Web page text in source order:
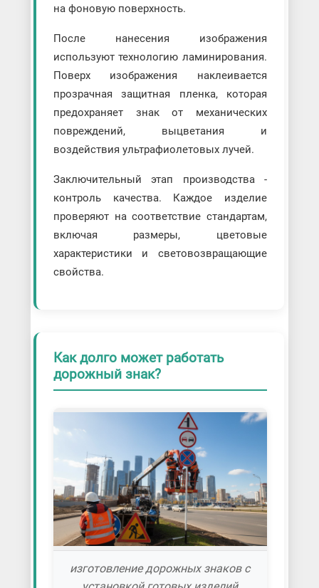
на фоновую поверхность.
После нанесения изображения
используют технологию ламинирования.
Поверх изображения наклеивается
прозрачная защитная пленка, которая
предохраняет знак от механических
повреждений, выцветания и
воздействия ультрафиолетовых лучей.
Заключительный этап производства -
контроль качества. Каждое изделие
проверяют на соответствие стандартам,
включая размеры, цветовые
характеристики и световозвращающие
свойства.
Как долго может работать
дорожный знак?
изготовление дорожных знаков с